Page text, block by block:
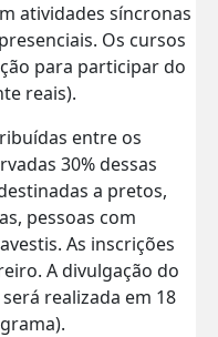
atividades síncronas
Os cursos
para participar do
reais).
entre os
30% dessas
a pretos,
pessoas com
As inscrições
A divulgação do
realizada em 18